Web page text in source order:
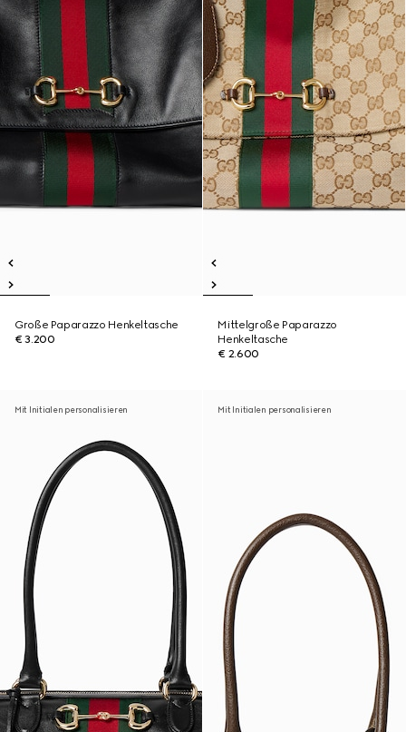
Große Paparazzo Henkeltasche
€ 3.200
Mittelgroße Paparazzo
Henkeltasche
€ 2.600
Mit Initialen personalisieren Mit Initialen personalisieren